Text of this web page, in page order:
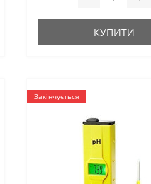
КУПИТИ
Закінчується